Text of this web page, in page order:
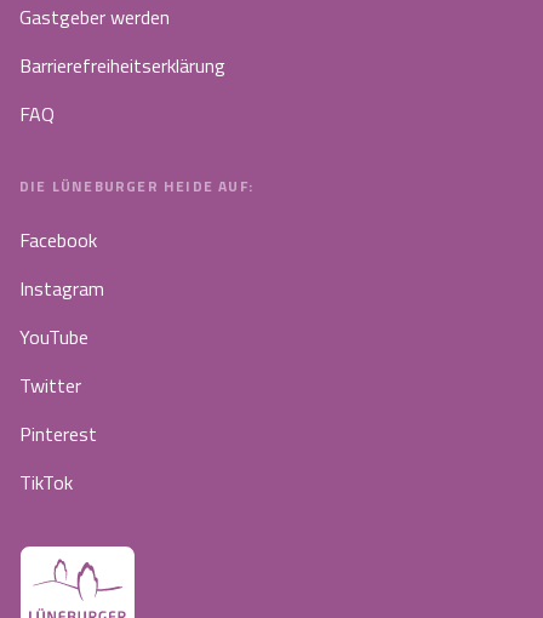
Gastgeber werden
Barrierefreiheitserklärung
FAQ
DIE LÜNEBURGER HEIDE AUF:
Facebook
Instagram
YouTube
Twitter
Pinterest
TikTok